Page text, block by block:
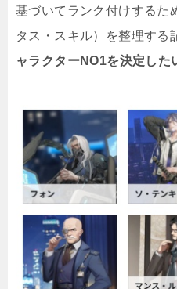
学園黙示録
DAY 0のリセ
サバユニの最
キング【バ
基づいてランク付けするた
タス・スキル）を整理する
ャラクターNO1を決定した